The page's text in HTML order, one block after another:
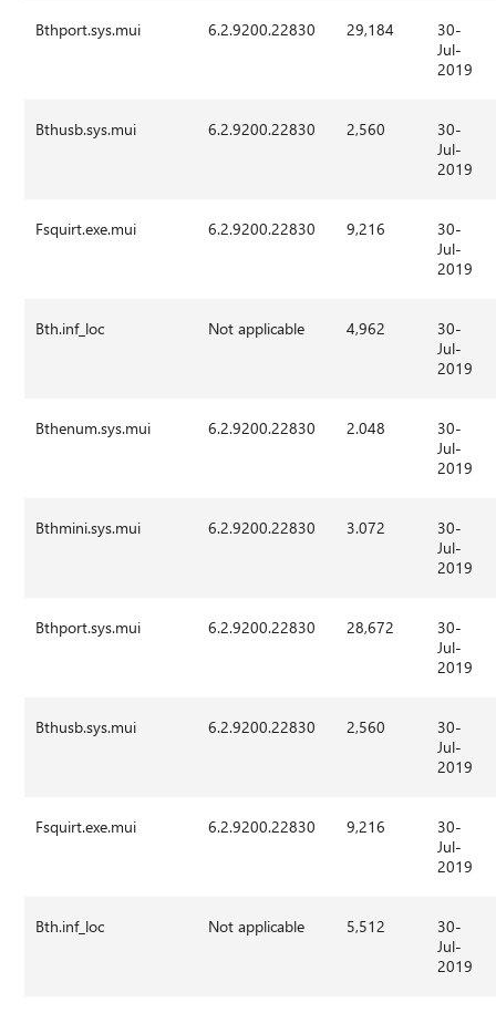
Bthport.sys.mui 6.2.9200.22830 29,184
30-
Jul-
2019
Bthusb.sys.mui 6.2.9200.22830 2,560
30-
Jul-
2019
Fsquirt.exe.mui 6.2.9200.22830 9,216
30-
Jul-
2019
Bth.inf_loc Not applicable 4,962
30-
Jul-
2019
Bthenum.sys.mui 6.2.9200.22830 2.048
30-
Jul-
2019
Bthmini.sys.mui 6.2.9200.22830 3.072
30-
Jul-
2019
Bthport.sys.mui 6.2.9200.22830 28,672
30-
Jul-
2019
Bthusb.sys.mui 6.2.9200.22830 2,560
30-
Jul-
2019
Fsquirt.exe.mui 6.2.9200.22830 9,216
30-
Jul-
2019
Bth.inf_loc Not applicable 5,512
30-
Jul-
2019